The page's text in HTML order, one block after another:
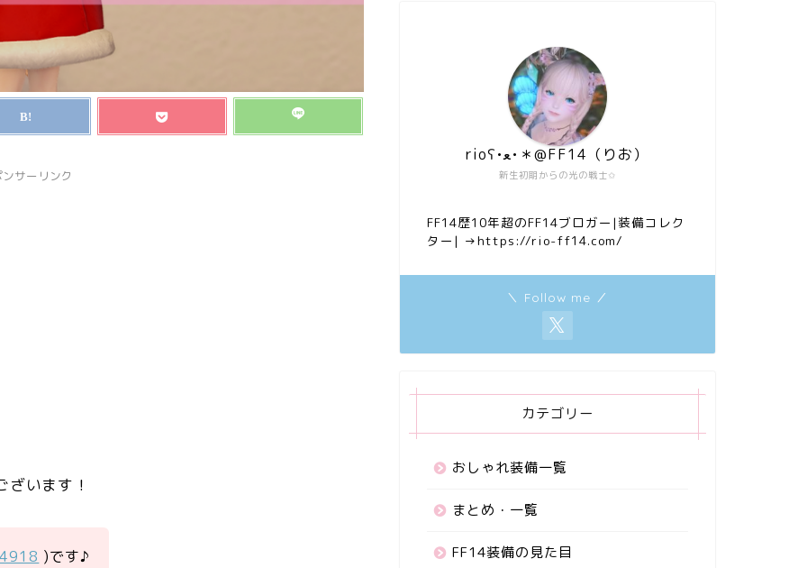
サーリンク
います！
)です♪
新生初期からの光の戦士✩
rioʕ•ﻌ•＊@FF14（りお）
FF14歴10年超のFF14ブロガー|装備コレク
ター| →https://rio-ff14.com/
＼ Follow me ／
カテゴリー
おしゃれ装備一覧
まとめ・一覧
FF14装備の見た目